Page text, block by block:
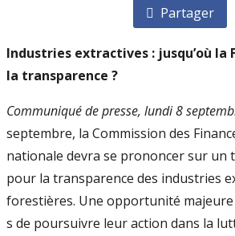
Partager
Industries extractives : jusqu’où la
la transparence ?
Communiqué de presse, lundi 8
septembre, la Commission des
nationale devra se prononcer sur un
pour la transparence des industries
forestières. Une opportunité
s de poursuivre leur action dans la